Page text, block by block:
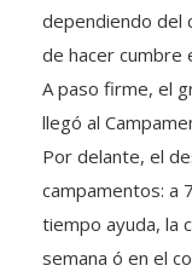
dependiendo del
de hacer cumbre
A paso firme, el
llegó al
Por delante, el
campamentos: a
tiempo ayuda, la
semana ó en el